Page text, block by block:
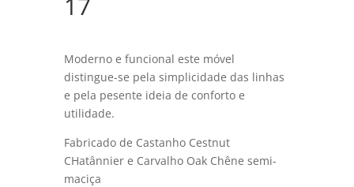
Moderno e funcional este móvel
distingue-se pela simplicidade das linhas
e pela pesente ideia de conforto e
utilidade.
Fabricado de Castanho Cestnut
CHatânnier e Carvalho Oak Chêne semi-
maciça